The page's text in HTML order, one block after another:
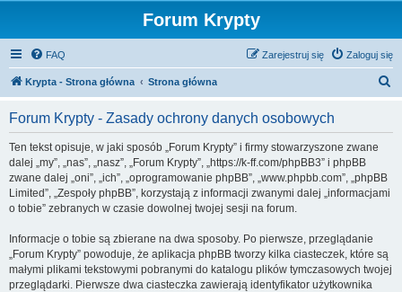
Forum Krypty
FAQ Zaloguj się
Zarejestruj się
Krypta - Strona główna Strona główna
Forum Krypty - Zasady ochrony danych osobowych
Ten tekst opisuje, w jaki sposób „Forum Krypty” i firmy stowarzyszone zwane
dalej „my”, „nas”, „nasz”, „Forum Krypty”, „https://k-ff.com/phpBB3” i phpBB
zwane dalej „oni”, „ich”, „oprogramowanie phpBB”, „www.phpbb.com”, „phpBB
Limited”, „Zespoły phpBB”, korzystają z informacji zwanymi dalej „informacjami
o tobie” zebranych w czasie dowolnej twojej sesji na forum.
Informacje o tobie są zbierane na dwa sposoby. Po pierwsze, przeglądanie
„Forum Krypty” powoduje, że aplikacja phpBB tworzy kilka ciasteczek, które są
małymi plikami tekstowymi pobranymi do katalogu plików tymczasowych twojej
przeglądarki. Pierwsze dwa ciasteczka zawierają identyfikator użytkownika